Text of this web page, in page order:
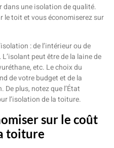
une isolation de qualité.
le toit et vous économiserez sur
: de l’intérieur ou de
peut être de la laine de
etc. Le choix du
de votre budget et de la
plus, notez que l’État
l’isolation de la toiture.
sur le coût
toiture